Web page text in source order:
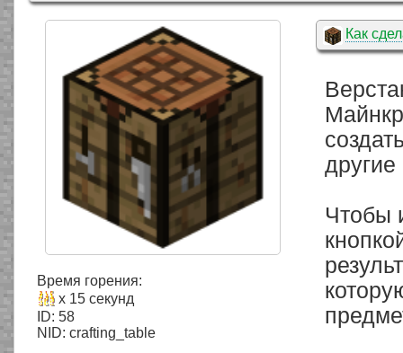
Время горения:
x 15 секунд
ID: 58
NID: crafting_table
Как
Чтобы